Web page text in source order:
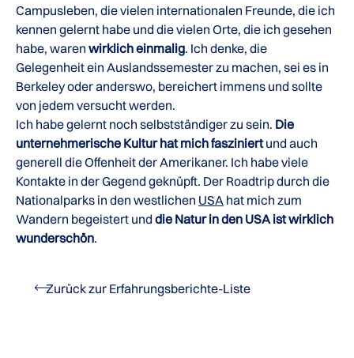
Campusleben, die vielen internationalen Freunde, die ich
kennen gelernt habe und die vielen Orte, die ich gesehen
habe, waren wirklich einmalig. Ich denke, die
Gelegenheit ein Auslandssemester zu machen, sei es in
Berkeley oder anderswo, bereichert immens und sollte
von jedem versucht werden.
Ich habe gelernt noch selbstständiger zu sein. Die
unternehmerische Kultur hat mich fasziniertund auch
generell die Offenheit der Amerikaner. Ich habe viele
Kontakte in der Gegend geknüpft. Der Roadtrip durch die
Nationalparks in den westlichen USA hat mich zum
Wandern begeistert und die Natur in den USA ist wirklich
wunderschön.
Zurück zur Erfahrungsberichte-Liste